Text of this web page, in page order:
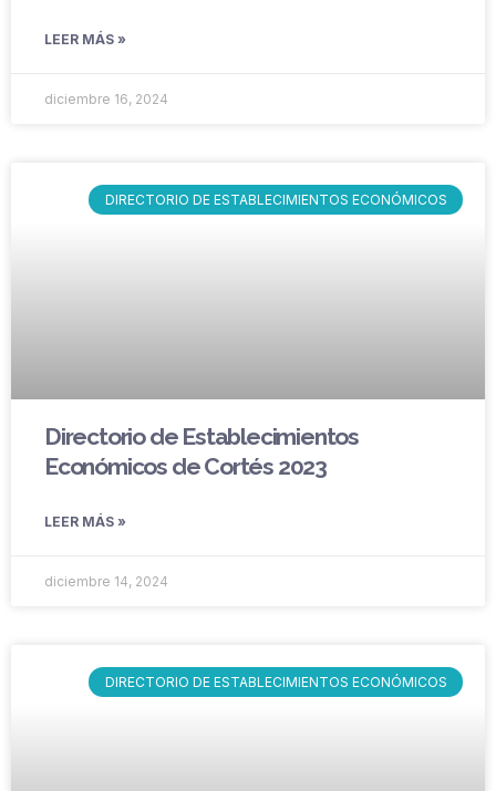
LEER MÁS »
diciembre 16, 2024
DIRECTORIO DE ESTABLECIMIENTOS ECONÓMICOS
Directorio de Establecimientos
Económicos de Cortés 2023
LEER MÁS »
diciembre 14, 2024
DIRECTORIO DE ESTABLECIMIENTOS ECONÓMICOS